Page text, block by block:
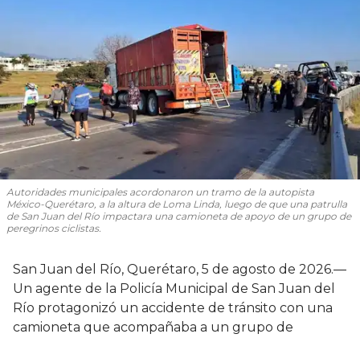
Autoridades municipales acordonaron un tramo de la autopista
México-Querétaro, a la altura de Loma Linda, luego de que una patrulla
de San Juan del Río impactara una camioneta de apoyo de un grupo de
peregrinos ciclistas.
San Juan del Río, Querétaro, 5 de agosto de 2026.—
Un agente de la Policía Municipal de San Juan del
Río protagonizó un accidente de tránsito con una
camioneta que acompañaba a un grupo de